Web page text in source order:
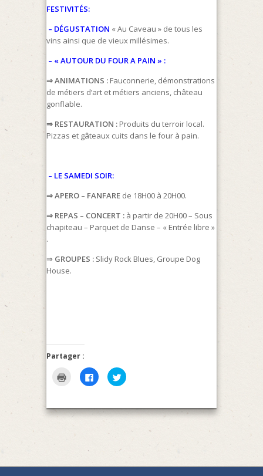
FESTIVITÉS:
– DÉGUSTATION « Au Caveau » de tous les
vins ainsi que de vieux millésimes.
– « AUTOUR DU FOUR A PAIN » :
⇒ ANIMATIONS : Fauconnerie, démonstrations
de métiers d’art et métiers anciens, château
gonflable.
⇒ RESTAURATION : Produits du terroir local.
Pizzas et gâteaux cuits dans le four à pain.
– LE SAMEDI SOIR:
⇒ APERO – FANFARE de 18H00 à 20H00.
⇒ REPAS – CONCERT : à partir de 20H00 – Sous
chapiteau – Parquet de Danse – « Entrée libre »
.
⇒ GROUPES : Slidy Rock Blues, Groupe Dog
House.
Partager :
Cliquer
pour
imprimer(ouvre
nouvelle
fenêtre)
Cliquez
pour
partager
dans
une
fenêtre)
Cliquez
pour
dans
une
fenêtre)